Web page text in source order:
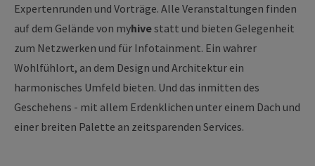
Expertenrunden und Vorträge. Alle Veranstaltungen finden
auf dem Gelände von myhivestatt und bieten Gelegenheit
zum Netzwerken und für Infotainment. Ein wahrer
Wohlfühlort, an dem Design und Architektur ein
harmonisches Umfeld bieten. Und das inmitten des
Geschehens - mit allem Erdenklichen unter einem Dach und
einer breiten Palette an zeitsparenden Services.